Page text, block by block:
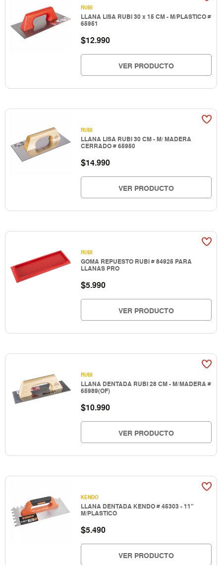
RUBI
LLANA LISA RUBI 30 x 15 CM - M/PLASTICO #
65951
$12.990
VER PRODUCTO
RUBI
LLANA LISA RUBI 30 CM - M/ MADERA
CERRADO # 65950
$14.990
VER PRODUCTO
RUBI
GOMA REPUESTO RUBI # 84925 PARA
LLANAS PRO
$5.990
VER PRODUCTO
RUBI
LLANA DENTADA RUBI 28 CM - M/MADERA #
65989(OF)
$10.990
VER PRODUCTO
KENDO
LLANA DENTADA KENDO # 45303 - 11"
M/PLASTICO
$5.490
VER PRODUCTO